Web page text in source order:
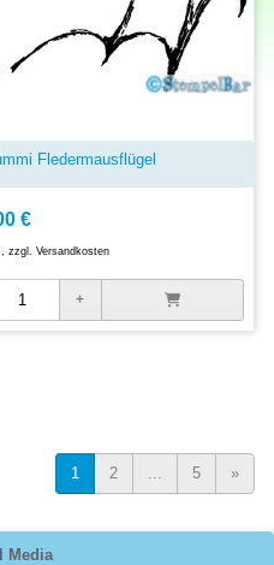
Media
Fledermausflügel
€
zzgl. Versandkosten
1 2 ... 5 »